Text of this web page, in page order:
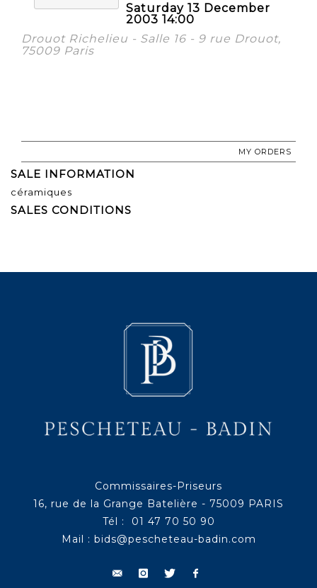
Saturday 13 December
2003 14:00
Drouot Richelieu - Salle 16 - 9 rue Drouot,
75009 Paris
MY ORDERS
SALE INFORMATION
céramiques
SALES CONDITIONS
Commissaires-Priseurs
16, rue de la Grange Batelière - 75009 PARIS
Tél : 01 47 70 50 90
Mail : bids@pescheteau-badin.com